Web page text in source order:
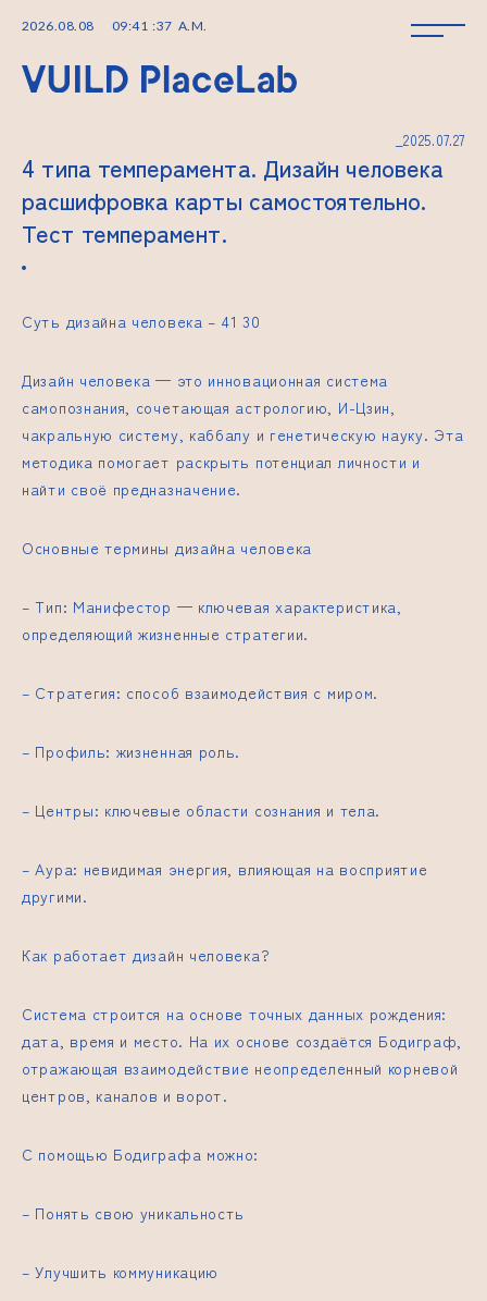
2026.08.08 09:41 :37 A.M.
_2025.07.27
4 типа темперамента. Дизайн человека
расшифровка карты самостоятельно.
Тест темперамент.
Суть дизайна человека – 41 30
Дизайн человека — это инновационная система
самопознания, сочетающая астрологию, И-Цзин,
чакральную систему, каббалу и генетическую науку. Эта
методика помогает раскрыть потенциал личности и
найти своё предназначение.
Основные термины дизайна человека
– Тип: Манифестор — ключевая характеристика,
определяющий жизненные стратегии.
– Стратегия: способ взаимодействия с миром.
– Профиль: жизненная роль.
– Центры: ключевые области сознания и тела.
– Аура: невидимая энергия, влияющая на восприятие
другими.
Как работает дизайн человека?
Система строится на основе точных данных рождения:
дата, время и место. На их основе создаётся Бодиграф,
отражающая взаимодействие неопределенный корневой
центров, каналов и ворот.
С помощью Бодиграфа можно:
– Понять свою уникальность
– Улучшить коммуникацию